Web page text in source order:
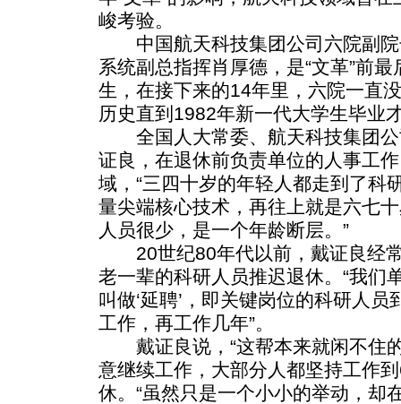
峻考验。
中国航天科技集团公司六院副院
系统副总指挥肖厚德，是“文革”前
生，在接下来的14年里，六院一直
历史直到1982年新一代大学生毕业
全国人大常委、航天科技集团公
证良，在退休前负责单位的人事工
域，“三四十岁的年轻人都走到了科
量尖端核心技术，再往上就是六七
人员很少，是一个年龄断层。”
20世纪80年代以前，戴证良经常
老一辈的科研人员推迟退休。“我们
叫做‘延聘’，即关键岗位的科研人
工作，再工作几年”。
戴证良说，“这帮本来就闲不住
意继续工作，大部分人都坚持工作
休。“虽然只是一个小小的举动，却